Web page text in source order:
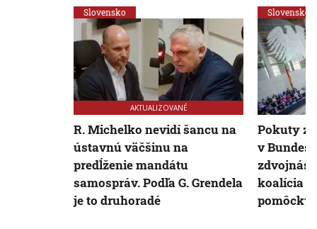
Slovensko
AKTUALIZOVANÉ
R. Michelko nevidí šancu na
ústavnú väčšinu na
predĺženie mandátu
samospráv. Podľa G. Grendela
je to druhoradé
Slovensko
Pokuty
v
koalícia
pomôcky